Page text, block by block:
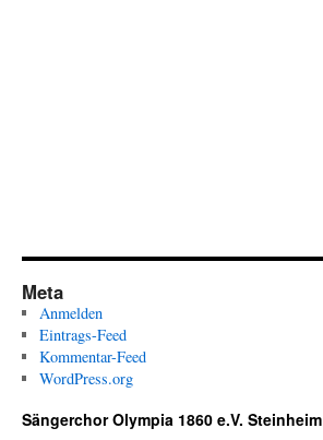
Meta
Anmelden
Eintrags-Feed
Kommentar-Feed
WordPress.org
Sängerchor Olympia 1860 e.V. Steinheim